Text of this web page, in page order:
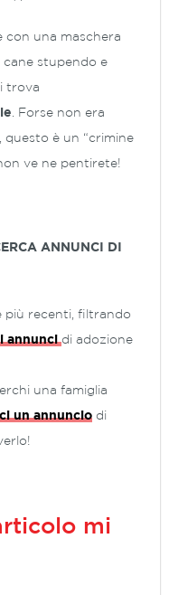
con una maschera
cane stupendo e
trova
. Forse non era
, questo è un “crimine
ve ne pentirete!
ANNUNCI DI
più recenti, filtrando
annuncidi adozione
una famiglia
un annuncio di
mi